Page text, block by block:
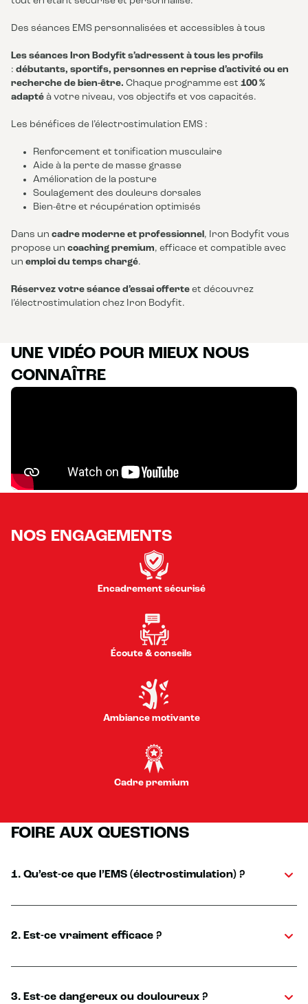
Des séances EMS personnalisées et accessibles à tous
Les séances Iron Bodyfit s’adressent à tous les profils
: débutants, sportifs, personnes en reprise d’activité ou en
recherche de bien-être. Chaque programme est 100 %
adapté à votre niveau, vos objectifs et vos capacités.
Les bénéfices de l’électrostimulation EMS :
Renforcement et tonification musculaire
Aide à la perte de masse grasse
Amélioration de la posture
Soulagement des douleurs dorsales
Bien-être et récupération optimisés
Dans un cadre moderne et professionnel , Iron Bodyfit vous
propose un coaching premium, efficace et compatible avec
un emploi du temps chargé.
Réservez votre séance d’essai offerte et découvrez
l’électrostimulation chez Iron Bodyfit.
UNE VIDÉO POUR MIEUX NOUS
CONNAÎTRE
NOS ENGAGEMENTS
Encadrement sécurisé
Écoute & conseils
Ambiance motivante
Cadre premium
FOIRE AUX QUESTIONS
1. Qu’est-ce que l’EMS (électrostimulation) ?
2. Est-ce vraiment efficace ?
3. Est-ce dangereux ou douloureux ?